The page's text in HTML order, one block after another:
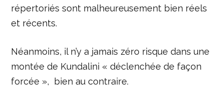
répertoriés sont malheureusement bien réels
et récents.
Néanmoins, il n’y a jamais zéro risque dans une
montée de Kundalini « déclenchée de façon
forcée », bien au contraire.